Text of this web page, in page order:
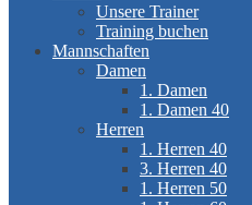
Unsere Trainer
Training buchen
Mannschaften
Damen
1. Damen
1. Damen 40
Herren
1. Herren 40
3. Herren 40
1. Herren 50